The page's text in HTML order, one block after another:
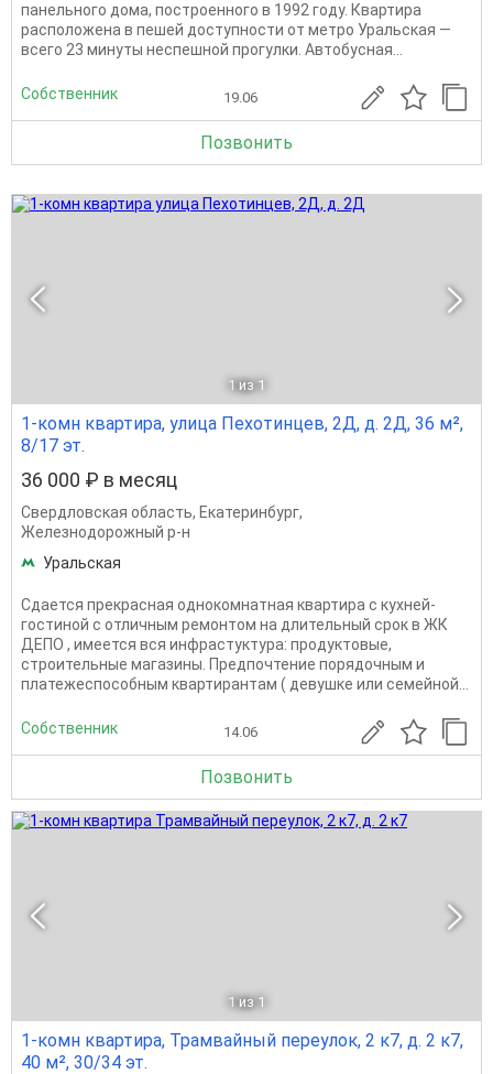
панельного дома, построенного в 1992 году. Квартира
расположена в пешей доступности от метро Уральская —
всего 23 минуты неспешной прогулки. Автобусная...
Собственник 19.06
Позвонить
1 из 1
1-комн квартира, улица Пехотинцев, 2Д, д. 2Д, 36 м²,
8/17 эт.
36 000 ₽ в месяц
Свердловская область, Екатеринбург,
Железнодорожный р-н
Уральская
Сдается прекрасная однокомнатная квартира с кухней-
гостиной с отличным ремонтом на длительный срок в ЖК
ДЕПО , имеется вся инфрастуктура: продуктовые,
строительные магазины. Предпочтение порядочным и
платежеспособным квартирантам ( девушке или семейной...
Собственник 14.06
Позвонить
1 из 1
1-комн квартира, Трамвайный переулок, 2 к7, д. 2 к7,
40 м², 30/34 эт.